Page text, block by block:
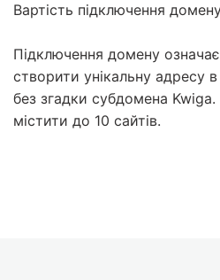
Вартість підключення
Підключення домену
створити унікальну адресу
без згадки субдомена
містити до 10 сайтів.